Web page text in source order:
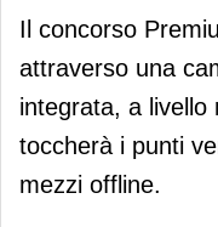
Il concorso
attraverso una
integrata, a livello
toccherà i punti
mezzi offline.